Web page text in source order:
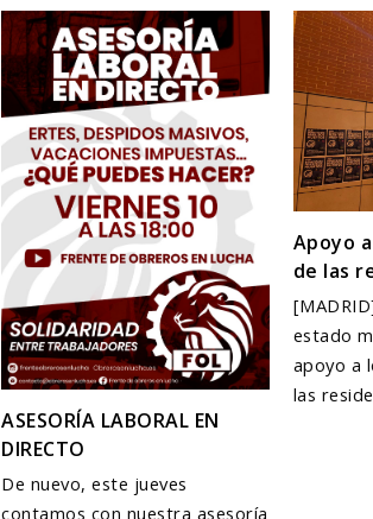
ASESORÍA LABORAL EN
DIRECTO
De nuevo, este jueves
contamos con nuestra asesoría
Apoyo
de las
estado
apoyo a
las